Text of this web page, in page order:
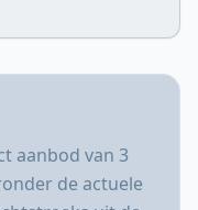
aanbod van 3
de actuele